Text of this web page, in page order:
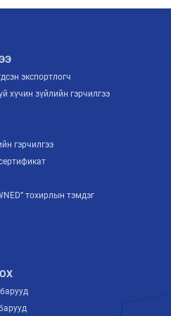
экспортлогч
хүчин зүйлийн гэрчилгээ
гэрчилгээ
тохирлын тэмдэг